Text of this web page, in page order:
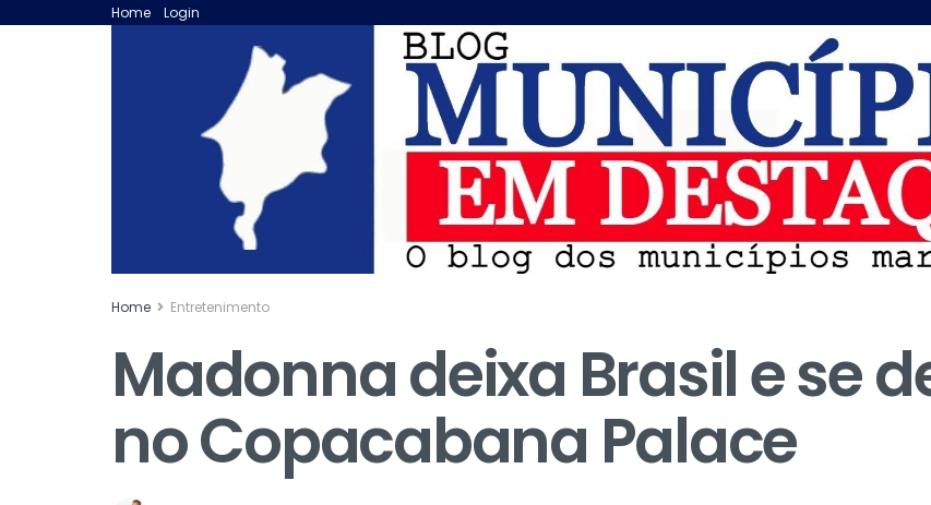
Home Login
Home Entretenimento
Madonna deixa Brasil e se
no Copacabana Palace